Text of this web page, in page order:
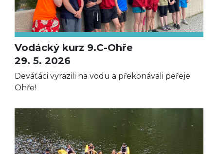
Vodácký kurz 9.C-Ohře
29. 5. 2026
Deváťáci vyrazili na vodu a překonávali peřeje
Ohře!